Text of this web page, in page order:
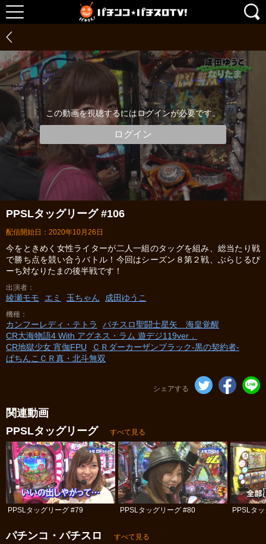
この動画を視聴するにはログインが必要です。
ログイン
PPSLタッグリーグ #106
配信開始日：2020年10月26日
今をときめく女性ライターが二人一組のタッグを組み、総当たり戦
で勝ち点を競い合うバトル！今回はシーズン８第２戦、ぶらじるぴ
ーち対なりたまの後半戦です！
出演者
綾瀬モモ エミ 玉ちゃん 成田ゆうこ
機種
カンフーレディ・テトラ
パチスロ聖闘士星矢 海皇覚醒
CR大海物語4 With アグネス・ラム 遊デジ119ver．
CR地獄少女 宵伽FPU
ＣＲダーカーザンブラック‐黒の契約者‐
ぱちんこＣＲ真・北斗無双
シェアする
関連動画
PPSLタッグリーグ
すべて見る
PPSLタッグリーグ #79 PPSLタッグリーグ #80 PPSLタ
パチンコ・パチスロ すべて見る